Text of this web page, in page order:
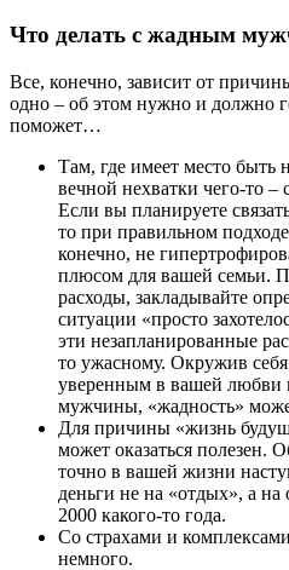
Что делать с жадным
Все, конечно, зависит от
одно – об этом нужно и должно
поможет…
Там, где имеет место
вечной нехватки чего-то –
Если вы планируете
то при правильном
конечно, не
плюсом для вашей семьи.
расходы, закладывайте
ситуации «просто
эти незапланированные
то ужасному. Окружив
уверенным в вашей любви
мужчины, «жадность»
Для причины «жизнь
может оказаться полезен.
точно в вашей жизни
деньги не на «отдых», а
2000 какого-то года.
Со страхами и
немного.